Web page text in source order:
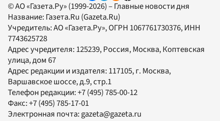
© АО «Газета.Ру» (1999-2026) – Главные новости дня
Название: Газета.Ru (Gazeta.Ru)
Учредитель:АО «Газета.Ру», ОГРН 1067761730376, ИНН
7743625728
Адрес учредителя: 125239, Россия, Москва, Коптевская
улица, дом 67
Адрес редакции и издателя: 117105, г. Москва,
Варшавское шоссе, д.9, стр.1
Телефон редакции:+7 (495) 785-00-12
Факс:+7 (495) 785-17-01
Электронная почта:gazeta@gazeta.ru